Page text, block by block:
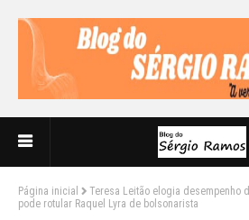
Página inicial
Teresa Leitão elogia desempenho
pode rotular Raquel Lyra de bolsonarista